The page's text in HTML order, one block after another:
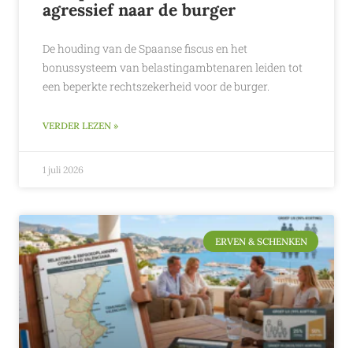
agressief naar de burger
De houding van de Spaanse fiscus en het
bonussysteem van belastingambtenaren leiden tot
een beperkte rechtszekerheid voor de burger.
VERDER LEZEN »
1 juli 2026
ERVEN & SCHENKEN